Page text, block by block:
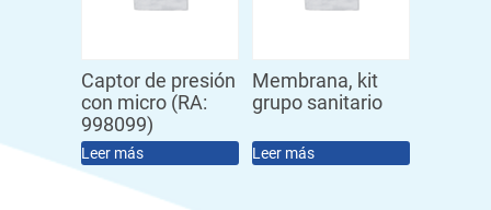
Captor de presión
con micro (RA:
998099)
Leer más
Membrana, kit
grupo sanitario
Leer más